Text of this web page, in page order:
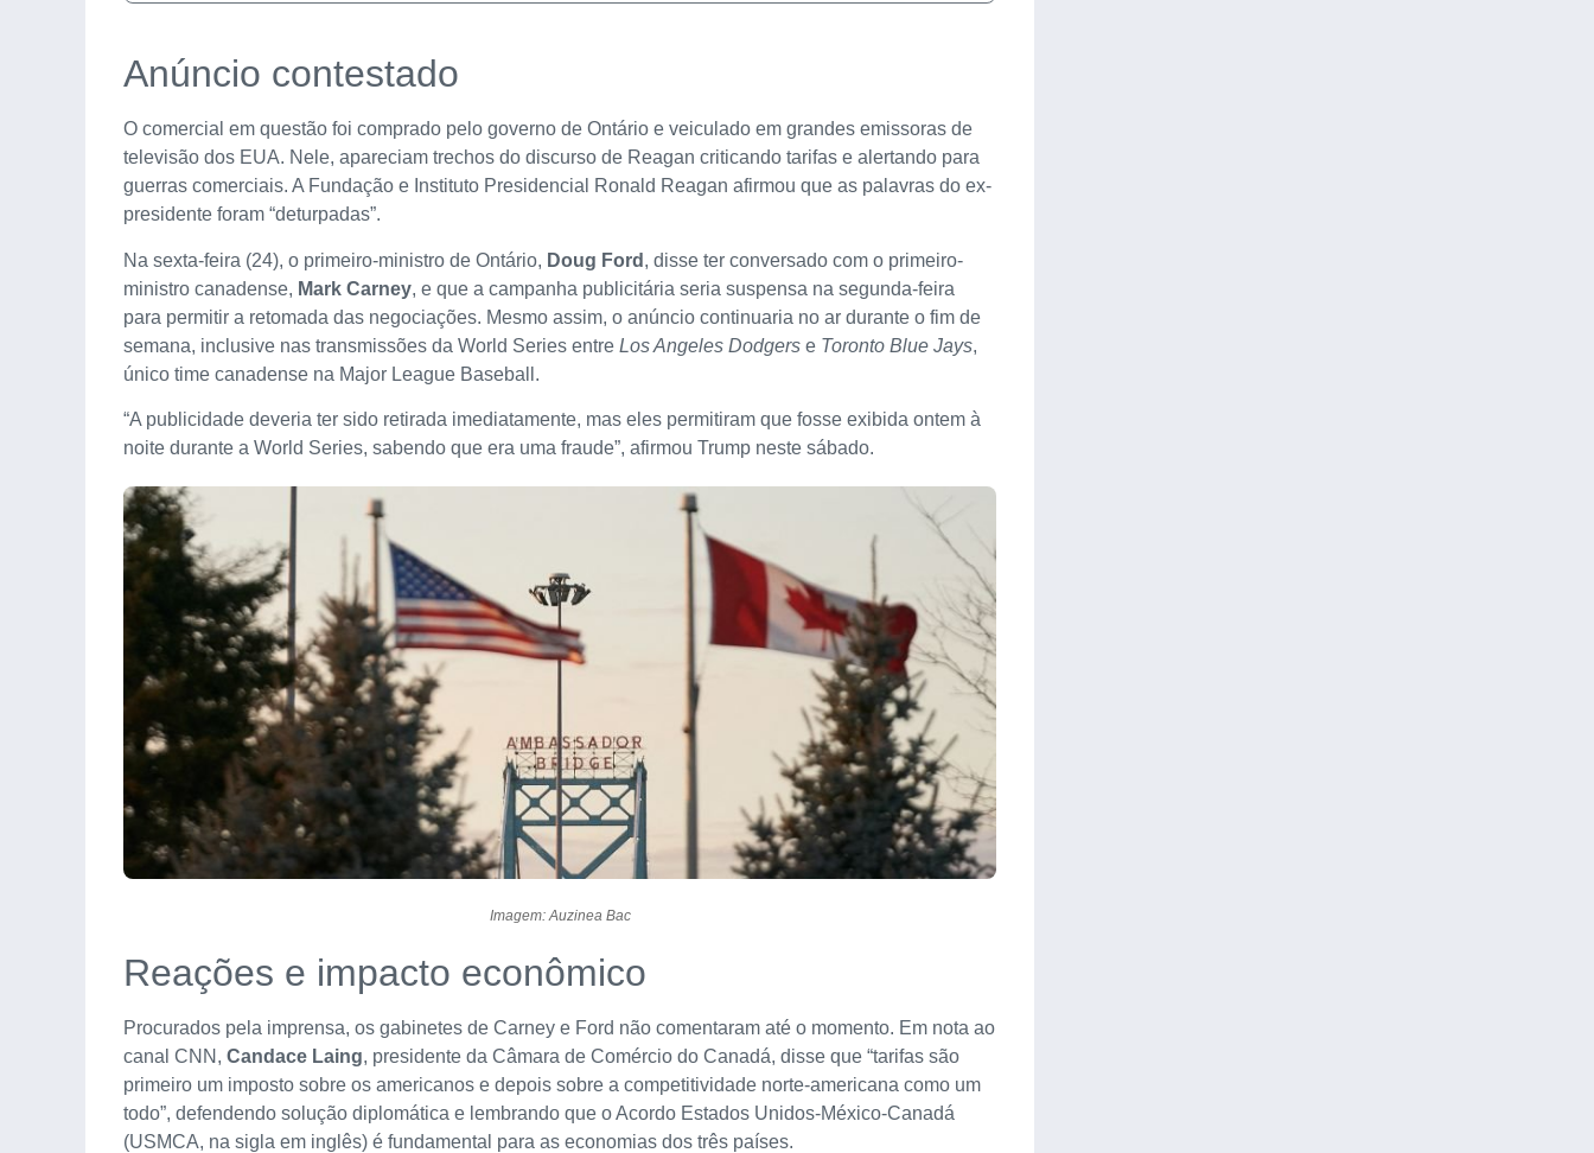
Anúncio contestado
O comercial em questão foi comprado pelo governo de Ontário e veiculado em grandes emissoras de
televisão dos EUA. Nele, apareciam trechos do discurso de Reagan criticando tarifas e alertando para
guerras comerciais. A Fundação e Instituto Presidencial Ronald Reagan afirmou que as palavras do ex-
presidente foram “deturpadas”.
Na sexta-feira (24), o primeiro-ministro de Ontário, Doug Ford , disse ter conversado com o primeiro-
ministro canadense, Mark Carney, e que a campanha publicitária seria suspensa na segunda-feira
para permitir a retomada das negociações. Mesmo assim, o anúncio continuaria no ar durante o fim de
semana, inclusive nas transmissões da World Series entre Los Angeles Dodgers e Toronto Blue Jays,
único time canadense na Major League Baseball.
“A publicidade deveria ter sido retirada imediatamente, mas eles permitiram que fosse exibida ontem à
noite durante a World Series, sabendo que era uma fraude”, afirmou Trump neste sábado.
Imagem: Auzinea Bac
Reações e impacto econômico
Procurados pela imprensa, os gabinetes de Carney e Ford não comentaram até o momento. Em nota ao
canal CNN, Candace Laing, presidente da Câmara de Comércio do Canadá, disse que “tarifas são
primeiro um imposto sobre os americanos e depois sobre a competitividade norte-americana como um
todo”, defendendo solução diplomática e lembrando que o Acordo Estados Unidos-México-Canadá
(USMCA, na sigla em inglês) é fundamental para as economias dos três países.